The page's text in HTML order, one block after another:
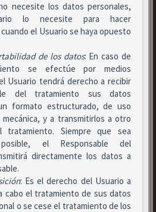
necesite los datos personales,
lo necesite para hacer
el Usuario se haya opuesto
de los datos: En caso de
se efectúe por medios
Usuario tendrá derecho a recibir
del tratamiento sus datos
formato estructurado, de uso
y a transmitirlos a otro
tratamiento. Siempre que sea
posible, el Responsable del
directamente los datos a
: Es el derecho del Usuario a
cabo el tratamiento de sus datos
o se cese el tratamiento de los